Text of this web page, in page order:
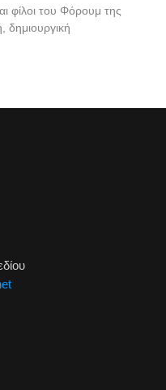
φίλοι του Φόρουμ της
δημιουργική